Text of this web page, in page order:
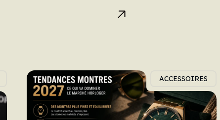
ACCESSOIRES